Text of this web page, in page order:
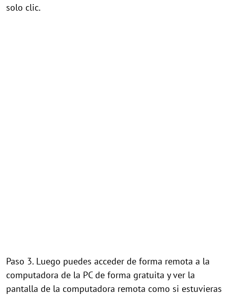
solo clic.
Paso 3. Luego puedes acceder de forma remota a la
computadora de la PC de forma gratuita y ver la
pantalla de la computadora remota como si estuvieras